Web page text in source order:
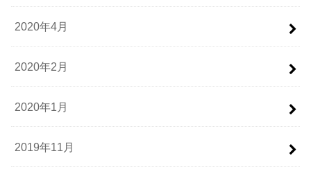
2020年4月
2020年2月
2020年1月
2019年11月